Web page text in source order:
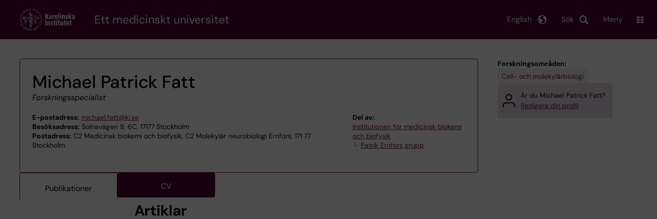
content
Ett medicinskt universitet Sök
English Meny
Michael Patrick Fatt
Forskningsspecialist
E-postadress: michael.fatt@ki.se
Besöksadress: Solnavägen 9, 6C, 17177 Stockholm
Postadress: C2 Medicinsk biokemi och biofysik, C2 Molekylär neurobiologi Ernfors, 171 77
Stockholm
Del av:
Institutionen för medicinsk biokemi
och biofysik
Patrik Ernfors grupp
Publikationer CV
Artiklar
Forskningsområden:
Cell- och molekylärbiologi
Är du Michael Patrick Fatt?
Redigera din profil